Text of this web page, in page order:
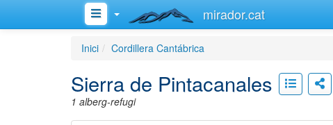
mirador.cat
Inici Cordillera Cantábrica
Sierra de Pintacanales
1 alberg-refugi